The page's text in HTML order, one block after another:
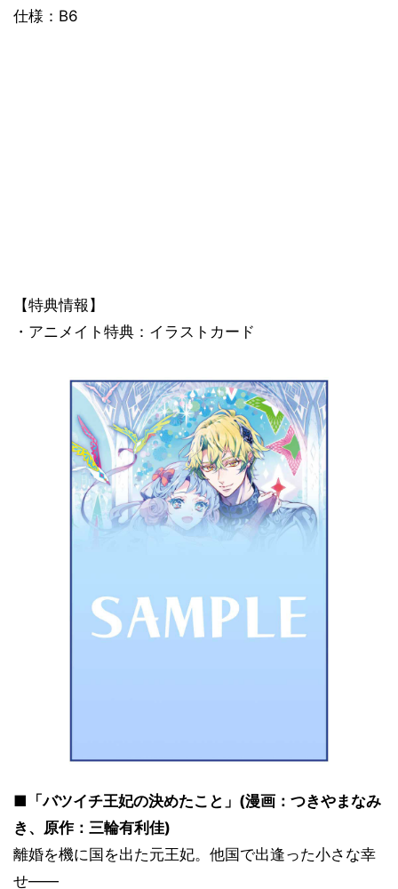
仕様：B6
【特典情報】
・アニメイト特典：イラストカード
■「バツイチ王妃の決めたこと」(漫画：つきやまなみ
き、原作：三輪有利佳)
離婚を機に国を出た元王妃。他国で出逢った小さな幸
せ――